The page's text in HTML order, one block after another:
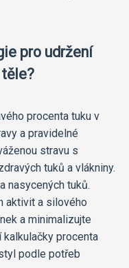
pro udržení
procenta tuku v
a pravidelné
stravu s
tuků a vlákniny.
nasycených tuků.
aktivit a silového
a minimalizujte
procenta
podle potřeb